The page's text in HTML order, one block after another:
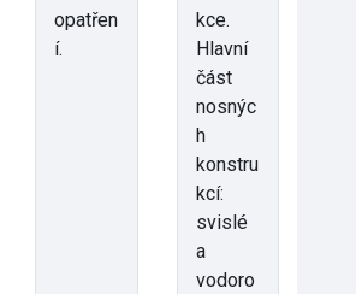
opatřen
í.
kce.
Hlavní
část
nosnýc
h
konstru
kcí:
svislé
a
vodoro